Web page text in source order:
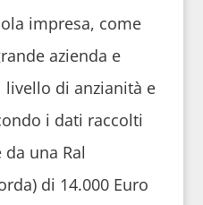
impresa, come
azienda e
di anzianità e
i dati raccolti
una Ral
di 14.000 Euro